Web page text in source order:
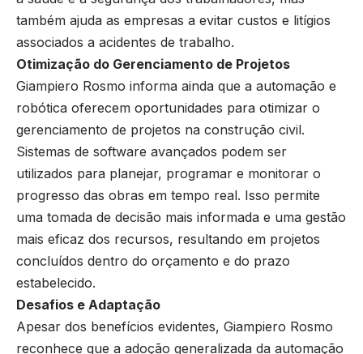
também ajuda as empresas a evitar custos e litígios
associados a acidentes de trabalho.
Otimização do Gerenciamento de Projetos
Giampiero Rosmo informa ainda que a automação e
robótica oferecem oportunidades para otimizar o
gerenciamento de projetos na construção civil.
Sistemas de software avançados podem ser
utilizados para planejar, programar e monitorar o
progresso das obras em tempo real. Isso permite
uma tomada de decisão mais informada e uma gestão
mais eficaz dos recursos, resultando em projetos
concluídos dentro do orçamento e do prazo
estabelecido.
Desafios e Adaptação
Apesar dos benefícios evidentes, Giampiero Rosmo
reconhece que a adoção generalizada da automação